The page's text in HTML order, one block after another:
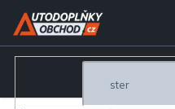
Přejít
obsah